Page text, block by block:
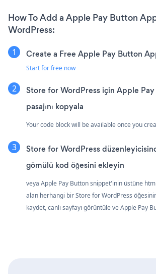
How To Add a Apple Pay Button
WordPress:
Create a Free Apple Pay Button
Start for free now
Store for WordPress için Apple
pasajını kopyala
Your code block will be available once you
Store for WordPress
gömülü kod öğesini ekleyin
veya Apple Pay Button snippet'inin üstüne
alan herhangi bir Store for WordPress öğesinin
kaydet, canlı sayfayı görüntüle ve Apple Pay